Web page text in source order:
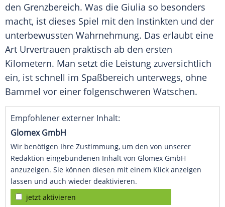
den Grenzbereich. Was die Giulia so besonders
macht, ist dieses Spiel mit den Instinkten und der
unterbewussten Wahrnehmung. Das erlaubt eine
Art Urvertrauen praktisch ab den ersten
Kilometern. Man setzt die Leistung zuversichtlich
ein, ist schnell im Spaßbereich unterwegs, ohne
Bammel vor einer folgenschweren Watschen.
Empfohlener externer Inhalt:
Glomex GmbH
Wir benötigen Ihre Zustimmung, um den von unserer
Redaktion eingebundenen Inhalt von Glomex GmbH
anzuzeigen. Sie können diesen mit einem Klick anzeigen
lassen und auch wieder deaktivieren.
jetzt aktivieren